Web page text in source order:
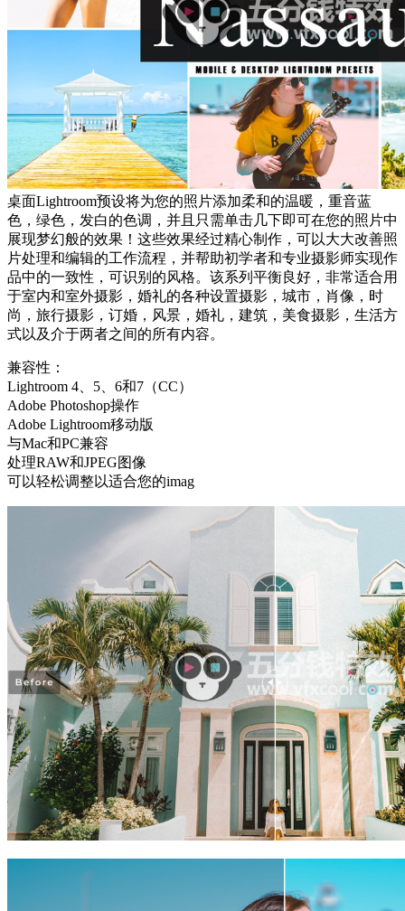
桌面Lightroom预设将为您的照片添加柔和的温暖，重音蓝
色，绿色，发白的色调，并且只需单击几下即可在您的照片中
展现梦幻般的效果！这些效果经过精心制作，可以大大改善照
片处理和编辑的工作流程，并帮助初学者和专业摄影师实现作
品中的一致性，可识别的风格。该系列平衡良好，非常适合用
于室内和室外摄影，婚礼的各种设置摄影，城市，肖像，时
尚，旅行摄影，订婚，风景，婚礼，建筑，美食摄影，生活方
式以及介于两者之间的所有内容。
兼容性：
Lightroom 4、5、6和7（CC）
Adobe Photoshop操作
Adobe Lightroom移动版
与Mac和PC兼容
处理RAW和JPEG图像
可以轻松调整以适合您的imag